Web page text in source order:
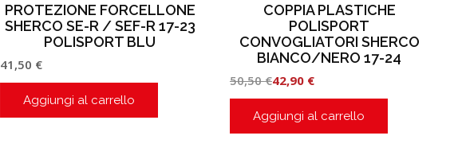
PROTEZIONE FORCELLONE
SHERCO SE-R / SEF-R 17-23
POLISPORT BLU
41,50 €
Aggiungi al carrello
COPPIA PLASTICHE
POLISPORT
CONVOGLIATORI SHERCO
BIANCO/NERO 17-24
50,50€42,90 €
Aggiungi al carrello